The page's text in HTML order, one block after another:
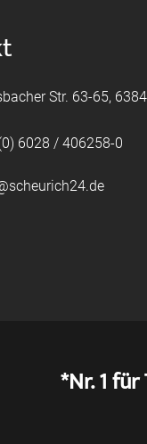
Str. 63-65,
6028 / 406258-0
*Nr. 1